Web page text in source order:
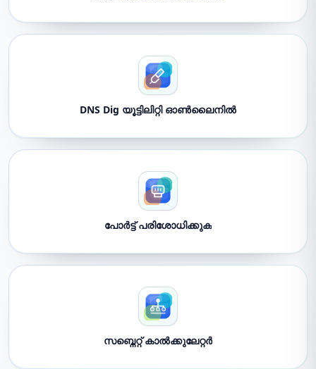
DNS Dig യൂട്ടിലിറ്റി ഓൺലൈനിൽ
പോർട്ട് പരിശോധിക്കുക
സബ്നെറ്റ് കാൽക്കുലേറ്റർ